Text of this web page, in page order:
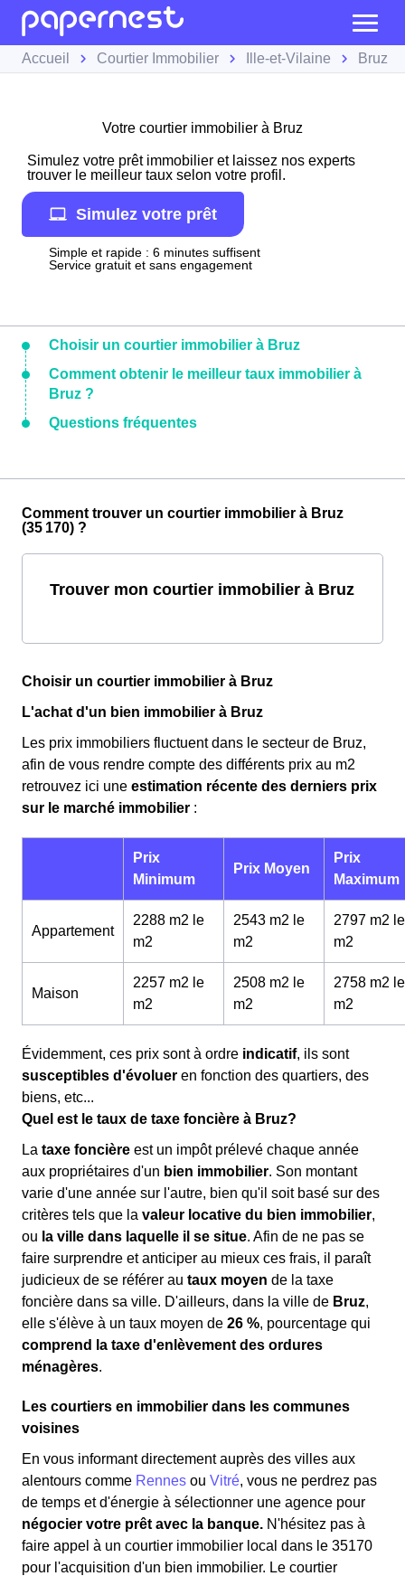
Accueil Courtier Immobilier Ille-et-Vilaine Bruz
Votre courtier immobilier à Bruz
Simulez votre prêt immobilier et laissez nos experts
trouver le meilleur taux selon votre profil.
Simulez votre prêt
Simple et rapide : 6 minutes suffisent
Service gratuit et sans engagement
Choisir un courtier immobilier à Bruz
Comment obtenir le meilleur taux immobilier à
Bruz ?
Questions fréquentes
Comment trouver un courtier immobilier à Bruz
(35 170) ?
Trouver mon courtier immobilier à Bruz
Choisir un courtier immobilier à Bruz
L'achat d'un bien immobilier à Bruz
Les prix immobiliers fluctuent dans le secteur de Bruz,
afin de vous rendre compte des différents prix au m2
retrouvez ici une estimation récente des derniers prix
sur le marché immobilier :
Prix
Minimum
Prix Moyen
Prix
Maximum
Appartement
2288 m2 le
m2
2543 m2 le
m2
2797 m2 le
m2
Maison
2257 m2 le
m2
2508 m2 le
m2
2758 m2 le
m2
Évidemment, ces prix sont à ordre indicatif, ils sont
susceptibles d'évoluer en fonction des quartiers, des
biens, etc...
Quel est le taux de taxe foncière à Bruz?
La taxe foncière est un impôt prélevé chaque année
aux propriétaires d'un bien immobilier. Son montant
varie d'une année sur l'autre, bien qu'il soit basé sur des
critères tels que la valeur locative du bien immobilier,
ou la ville dans laquelle il se situe. Afin de ne pas se
faire surprendre et anticiper au mieux ces frais, il paraît
judicieux de se référer au taux moyen de la taxe
foncière dans sa ville. D'ailleurs, dans la ville de Bruz,
elle s'élève à un taux moyen de 26 %, pourcentage qui
comprend la taxe d'enlèvement des ordures
ménagères.
Les courtiers en immobilier dans les communes
voisines
En vous informant directement auprès des villes aux
alentours comme Rennes ou Vitré, vous ne perdrez pas
de temps et d'énergie à sélectionner une agence pour
négocier votre prêt avec la banque. N'hésitez pas à
faire appel à un courtier immobilier local dans le 35170
pour l'acquisition d'un bien immobilier. Le courtier